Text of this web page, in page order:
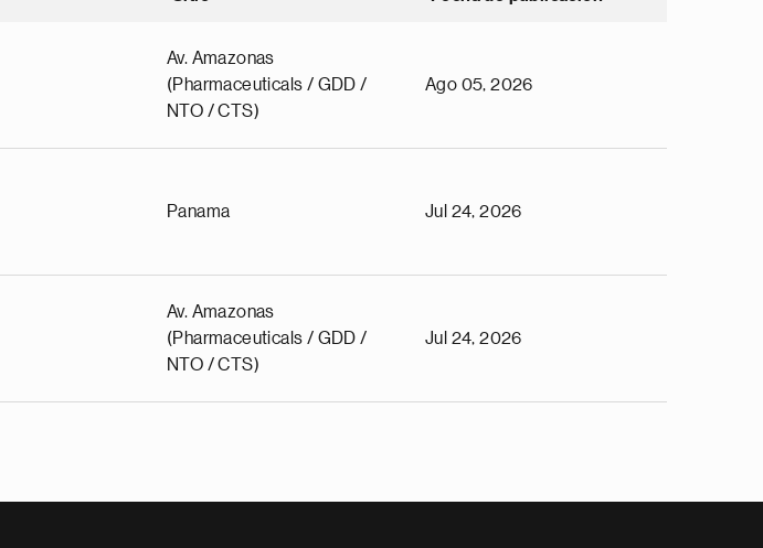
Av. Amazonas
(Pharmaceuticals / GDD /
NTO / CTS)
Ago 05, 2026
Panama Jul 24, 2026
Av. Amazonas
(Pharmaceuticals / GDD /
NTO / CTS)
Jul 24, 2026